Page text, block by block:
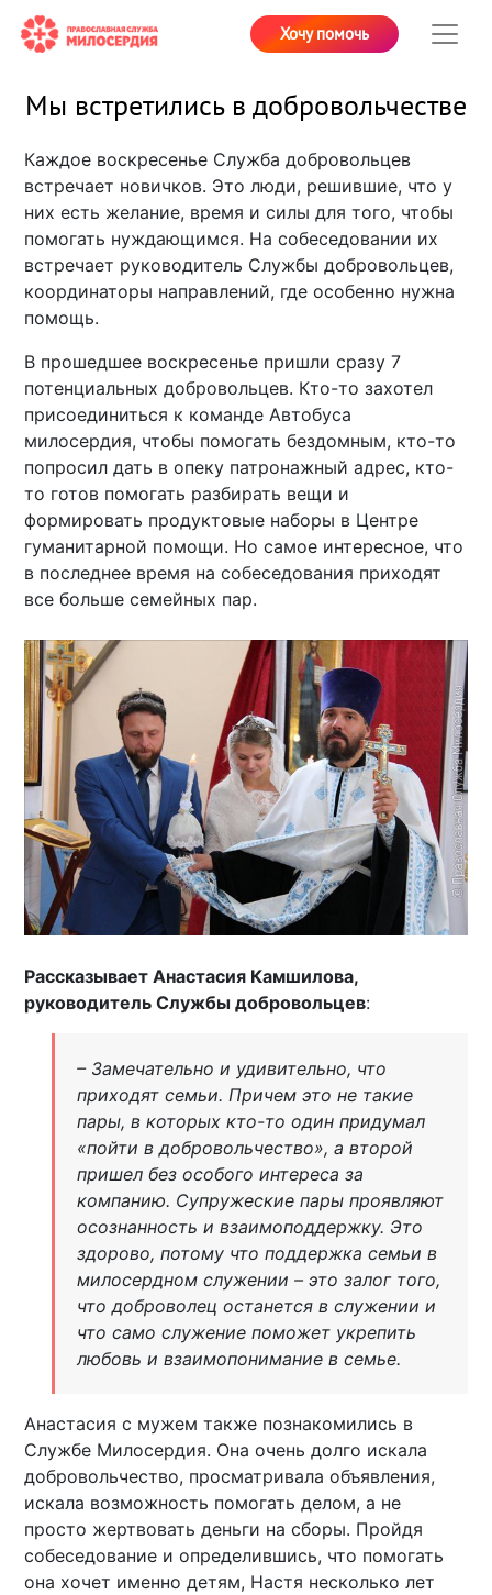
Хочу помочь
Мы встретились в добровольчестве
Каждое воскресенье Служба добровольцев
встречает новичков. Это люди, решившие, что у
них есть желание, время и силы для того, чтобы
помогать нуждающимся. На собеседовании их
встречает руководитель Службы добровольцев,
координаторы направлений, где особенно нужна
помощь.
В прошедшее воскресенье пришли сразу 7
потенциальных добровольцев. Кто-то захотел
присоединиться к команде Автобуса
милосердия, чтобы помогать бездомным, кто-то
попросил дать в опеку патронажный адрес, кто-
то готов помогать разбирать вещи и
формировать продуктовые наборы в Центре
гуманитарной помощи. Но самое интересное, что
в последнее время на собеседования приходят
все больше семейных пар.
Рассказывает Анастасия Камшилова,
руководитель Службы добровольцев:
– Замечательно и удивительно, что
приходят семьи. Причем это не такие
пары, в которых кто-то один придумал
«пойти в добровольчество», а второй
пришел без особого интереса за
компанию. Супружеские пары проявляют
осознанность и взаимоподдержку. Это
здорово, потому что поддержка семьи в
милосердном служении – это залог того,
что доброволец останется в служении и
что само служение поможет укрепить
любовь и взаимопонимание в семье.
Анастасия с мужем также познакомились в
Службе Милосердия. Она очень долго искала
добровольчество, просматривала объявления,
искала возможность помогать делом, а не
просто жертвовать деньги на сборы. Пройдя
собеседование и определившись, что помогать
она хочет именно детям, Настя несколько лет